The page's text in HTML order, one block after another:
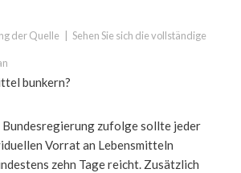
der Quelle Sehen Sie sich die vollständige
bunkern?
Bundesregierung zufolge sollte jeder
Vorrat an Lebensmitteln
zehn Tage reicht. Zusätzlich